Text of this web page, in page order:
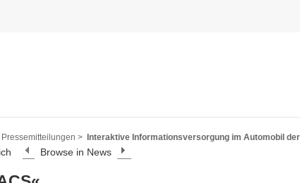
Pressemitteilungen > Interaktive Informationsversorgung im Automobil
Browse in News